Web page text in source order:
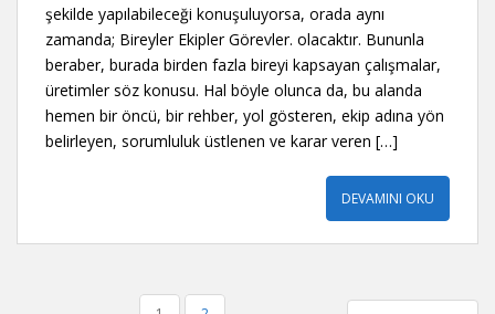
şekilde yapılabileceği konuşuluyorsa, orada aynı
zamanda; Bireyler Ekipler Görevler. olacaktır. Bununla
beraber, burada birden fazla bireyi kapsayan çalışmalar,
üretimler söz konusu. Hal böyle olunca da, bu alanda
hemen bir öncü, bir rehber, yol gösteren, ekip adına yön
belirleyen, sorumluluk üstlenen ve karar veren […]
DEVAMINI OKU